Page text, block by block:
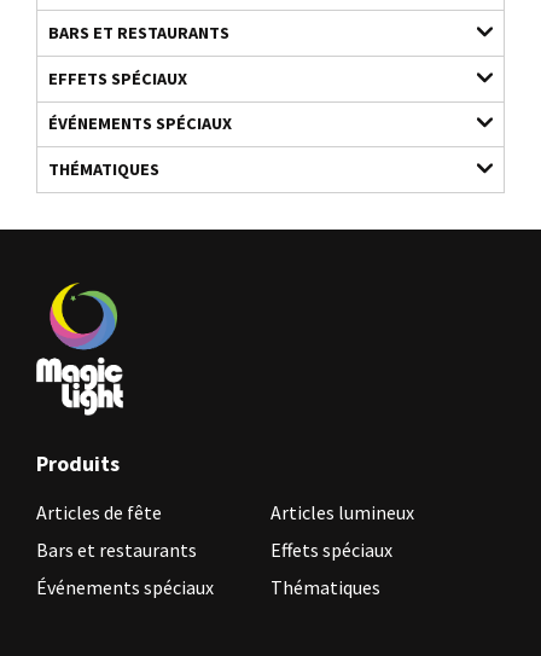
BARS ET RESTAURANTS
EFFETS SPÉCIAUX
ÉVÉNEMENTS SPÉCIAUX
THÉMATIQUES
Produits
Articles de fête
Articles lumineux
Bars et restaurants
Effets spéciaux
Événements spéciaux
Thématiques